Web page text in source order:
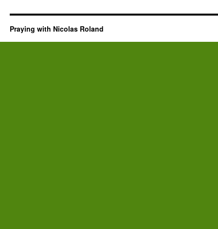
Praying with Nicolas Roland